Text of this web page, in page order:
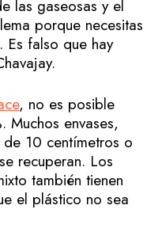
las gaseosas y el
porque necesitas
Es falso que hay
, no es posible
envases,
10 centímetros o
recuperan. Los
también tienen
el plástico no sea